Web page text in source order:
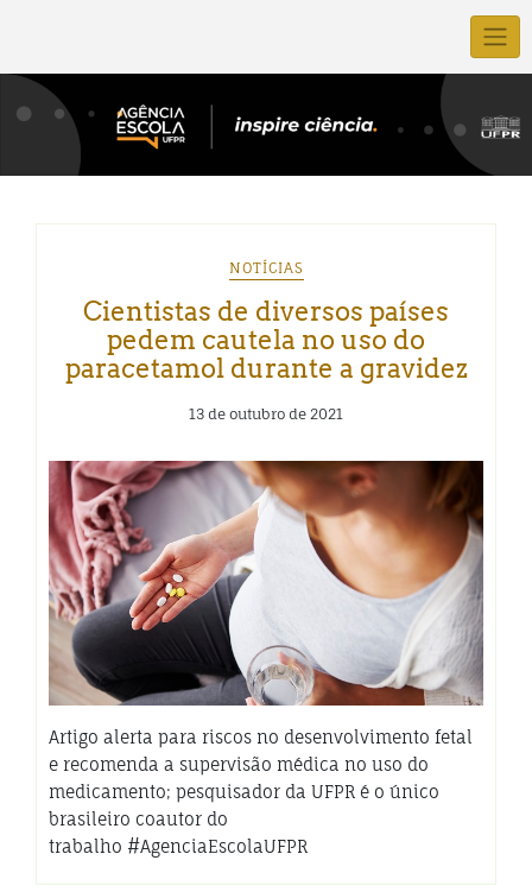
NOTÍCIAS
Cientistas de diversos países
pedem cautela no uso do
paracetamol durante a gravidez
13 de outubro de 2021
Artigo alerta para riscos no desenvolvimento fetal
e recomenda a supervisão médica no uso do
medicamento; pesquisador da UFPR é o único
brasileiro coautor do
trabalho #AgenciaEscolaUFPR